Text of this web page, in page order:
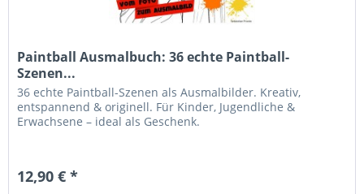
Paintball Ausmalbuch: 36 echte Paintball-
Szenen...
36 echte Paintball-Szenen als Ausmalbilder. Kreativ,
entspannend & originell. Für Kinder, Jugendliche &
Erwachsene – ideal als Geschenk.
12,90 € *